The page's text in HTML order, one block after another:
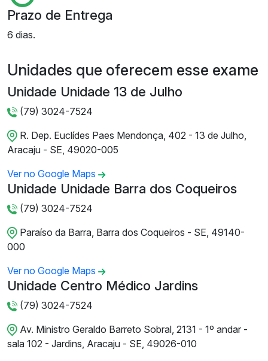
Prazo de Entrega
6 dias.
Unidades que oferecem esse exame
Unidade Unidade 13 de Julho
(79) 3024-7524
R. Dep. Euclídes Paes Mendonça, 402 - 13 de Julho,
Aracaju - SE, 49020-005
Ver no Google Maps
Unidade Unidade Barra dos Coqueiros
(79) 3024-7524
Paraíso da Barra, Barra dos Coqueiros - SE, 49140-
000
Ver no Google Maps
Unidade Centro Médico Jardins
(79) 3024-7524
Av. Ministro Geraldo Barreto Sobral, 2131 - 1º andar -
sala 102 - Jardins, Aracaju - SE, 49026-010